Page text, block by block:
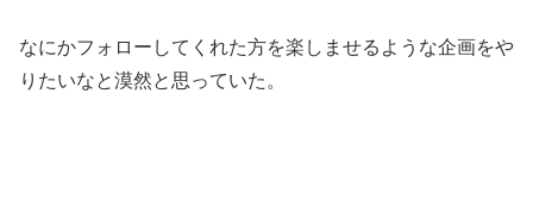
なにかフォローしてくれた方を楽しませるような企画をや
りたいなと漠然と思っていた。